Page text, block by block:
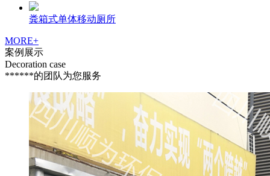
粪箱式单体移动厕所
MORE+
案例 展示
Decoration case
******的团队为您服务